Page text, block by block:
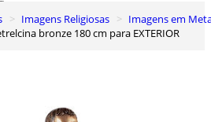
Imagens Religiosas
Imagens em
bronze 180 cm para EXTERIOR